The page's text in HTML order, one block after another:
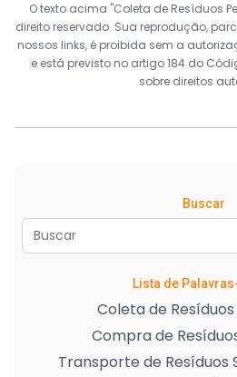
O texto acima "Coleta de Resíduos
direito reservado. Sua reprodução,
nossos links, é proibida sem a
e está previsto no artigo 184 do
sobre direitos
Buscar
Lista de
Coleta de
Compra de
Transporte de Resíduos